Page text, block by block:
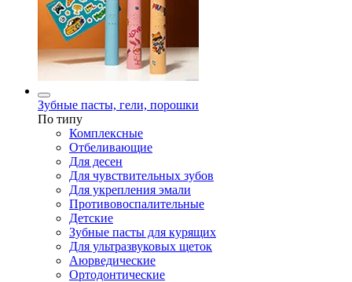
Зубные пасты, гели, порошки
По типу
Комплексные
Отбеливающие
Для десен
Для чувствительных зубов
Для укрепления эмали
Противовоспалительные
Детские
Зубные пасты для курящих
Для ультразвуковых щеток
Аюрведические
Ортодонтические